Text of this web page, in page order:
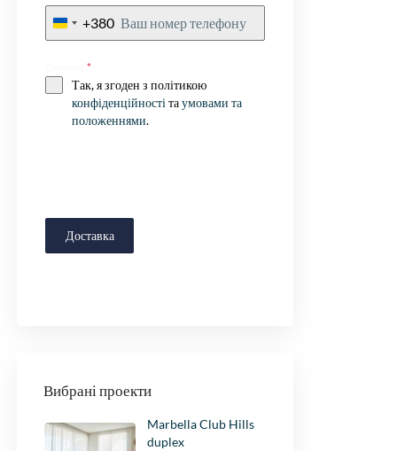
Ukraine
+380
*
Так, я згоден з політикою
конфіденційності таумовами та
положеннями.
Доставка
Вибрані проекти
Marbella Club Hills
duplex